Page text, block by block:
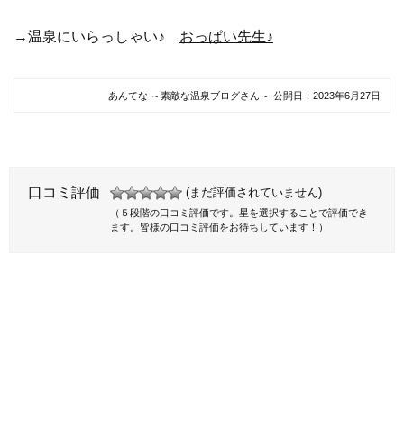
→温泉にいらっしゃい♪ おっぱい先生♪
あんてな ～素敵な温泉ブログさん～ 公開日： 2023年6月27日
口コミ評価 (まだ評価されていません)
（５段階の口コミ評価です。星を選択することで評価でき
ます。皆様の口コミ評価をお待ちしています！）